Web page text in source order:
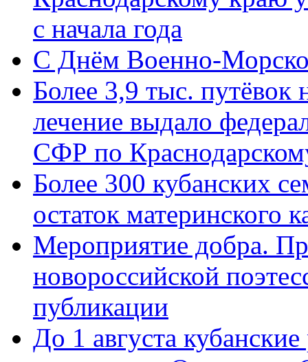
с начала года
C Днём Военно-
Более 3,9 тыс. путёвок
лечение выдало
СФР по
Более 300 кубанских
остаток материнского
Мероприятие добра.
новороссийской
публикации
До 1 августа